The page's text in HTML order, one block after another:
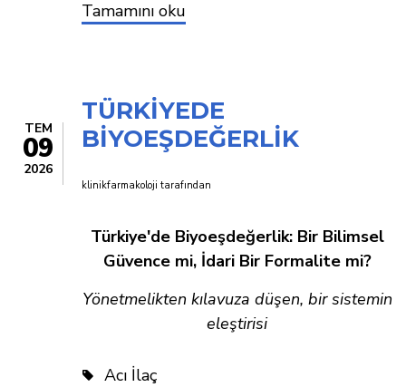
TÜRKİYE'DE
İLAÇTA
Tamamını oku
TEM
09
2026
TÜRKİYEDE
BİYOEŞDEĞERLİK
klinikfarmakoloji tarafından
Türkiye'de Biyoeşdeğerlik: Bir Bilimsel
Güvence mi, İdari Bir Formalite mi?
Yönetmelikten kılavuza düşen, bir sistemin
eleştirisi
Acı İlaç